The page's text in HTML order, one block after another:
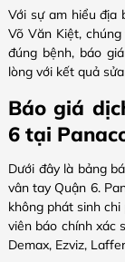
Với sự am hiểu địa
Võ Văn Kiệt,
đúng bệnh, báo
lòng với kết quả
Báo giá
6 tại
Dưới đây là bảng
vân tay Quận 6.
không phát sinh
viên báo chính xác
Demax, Ezviz,